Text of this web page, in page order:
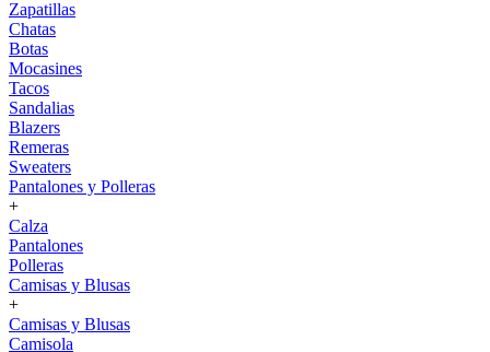
Zapatillas
Chatas
Botas
Mocasines
Tacos
Sandalias
Blazers
Remeras
Sweaters
Pantalones y Polleras
+
Calza
Pantalones
Polleras
Camisas y Blusas
+
Camisas y Blusas
Camisola